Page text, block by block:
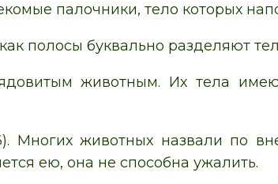
палочники, тело которых
полосы буквально разделяют
животным. Их тела
Многих животных назвали по
ею, она не способна ужалить.